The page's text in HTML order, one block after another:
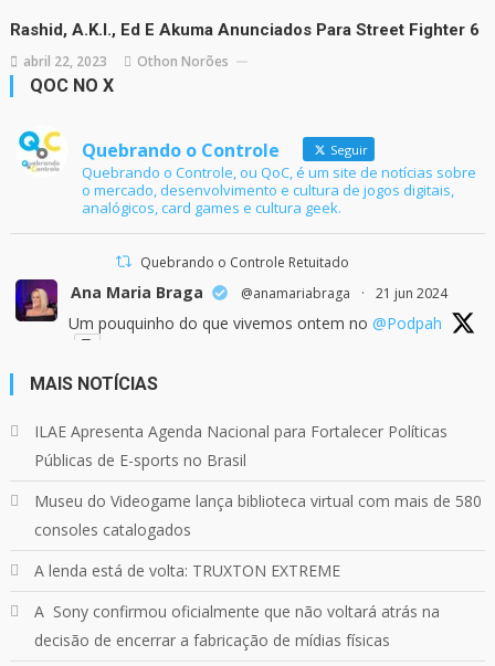
Rashid, A.K.I., Ed E Akuma Anunciados Para Street Fighter 6
abril 22, 2023 Othon Norões
QOC NO X
Quebrando o Controle Seguir
Quebrando o Controle, ou QoC, é um site de notícias sobre
o mercado, desenvolvimento e cultura de jogos digitais,
analógicos, card games e cultura geek.
Quebrando o Controle Retuitado
Ana Maria Braga @anamariabraga · 21 jun 2024
Um pouquinho do que vivemos ontem no @Podpah
Quebrando o Controle
Confira em nosso site o mais recente REVIEW de
Skull & Bones.
Mais em:
https://buff.ly/3yPhDN2
MAIS NOTÍCIAS
ILAE Apresenta Agenda Nacional para Fortalecer Políticas
Públicas de E-sports no Brasil
Museu do Videogame lança biblioteca virtual com mais de 580
consoles catalogados
A lenda está de volta: TRUXTON EXTREME
A Sony confirmou oficialmente que não voltará atrás na
decisão de encerrar a fabricação de mídias físicas